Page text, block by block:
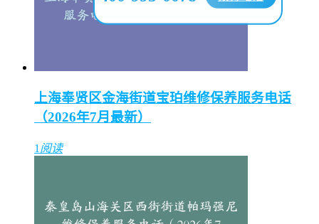
上海奉贤区金海街道宝珀维修保养服务电话
（2026年7月最新）
1 阅读